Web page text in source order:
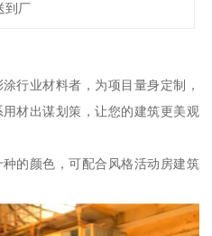
到厂
行业材料者，为项目量身定制，
材出谋划策，让您的建筑更美观
的颜色，可配合风格活动房建筑